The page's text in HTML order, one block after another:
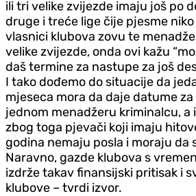
ili tri velike zvijezde imaju još po
druge i treće lige čije pjesme
vlasnici klubova zovu te
velike zvijezde, onda ovi kažu
daš termine za nastupe za još
I tako dođemo do situacije da
mjeseca mora da daje datume za
jednom menadžeru kriminalcu, a
zbog toga pjevači koji imaju
godina nemaju posla i moraju da
Naravno, gazde klubova s
izdrže takav finansijski pritisak i
klubove – tvrdi izvor.